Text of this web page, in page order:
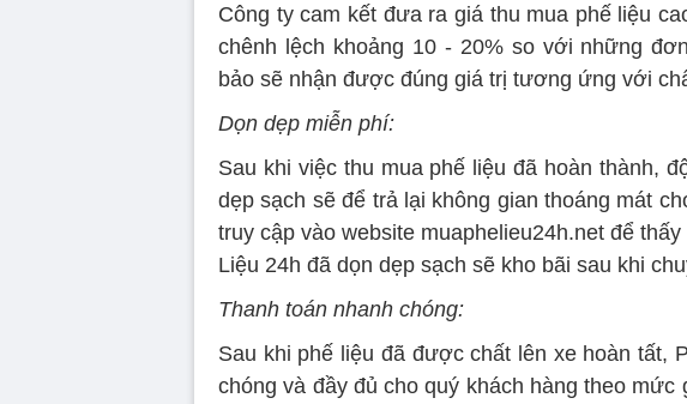
Công ty cam kết đưa ra giá thu mua phế liệu
chênh lệch khoảng 10 - 20% so với những
bảo sẽ nhận được đúng giá trị tương ứng với
Dọn dẹp miễn phí:
Sau khi việc thu mua phế liệu đã hoàn thành,
dẹp sạch sẽ để trả lại không gian thoáng mát
truy cập vào website muaphelieu24h.net để
Liệu 24h đã dọn dẹp sạch sẽ kho bãi sau khi
Thanh toán nhanh chóng:
Sau khi phế liệu đã được chất lên xe hoàn tất,
chóng và đầy đủ cho quý khách hàng theo mức